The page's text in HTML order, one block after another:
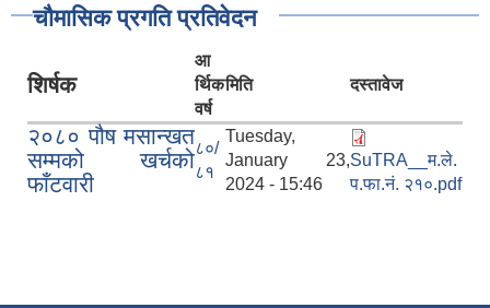
चौमासिक प्रगति प्रतिवेदन
शिर्षक
आ
र्थिक
वर्ष
मिति दस्तावेज
२०८० पौष मसान्खत
सम्मको खर्चको
फाँटवारी
८०/
८१
Tuesday,
January 23,
2024 - 15:46
SuTRA__म.ले.
प.फा.नं. २१०.pdf